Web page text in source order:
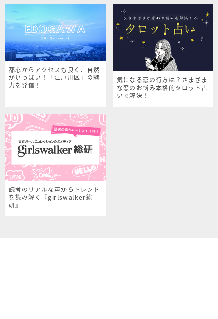
都心からアクセスも良く、自然
がいっぱい！「江戸川区」の魅
力を発信！
気になる恋の行方は？さまざま
な恋のお悩み本格的タロット占
いで解決！
読者のリアルな声からトレンド
を読み解く『girlswalker総
研』